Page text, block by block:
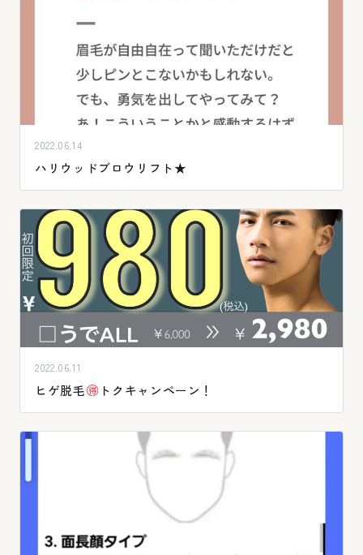
2022.06.14
ハリウッドブロウリフト★
2022.06.11
ヒゲ脱毛 トクキャンペーン！